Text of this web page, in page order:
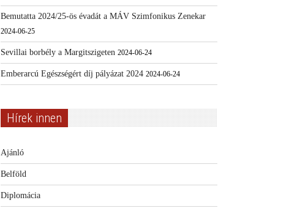
Bemutatta 2024/25-ös évadát a MÁV Szimfonikus Zenekar
2024-06-25
Sevillai borbély a Margitszigeten 2024-06-24
Emberarcú Egészségért díj pályázat 2024 2024-06-24
Hírek innen
Ajánló
Belföld
Diplomácia